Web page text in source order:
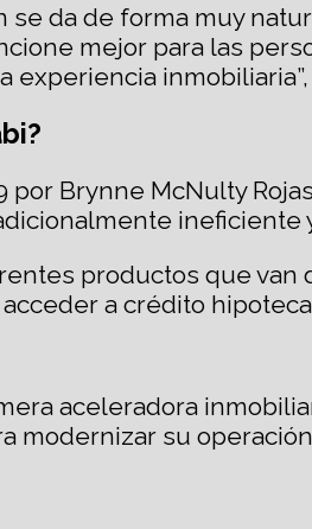
se da de forma muy
mejor para las
experiencia
por Brynne McNulty
ineficiente
productos que van
a crédito
aceleradora
modernizar su